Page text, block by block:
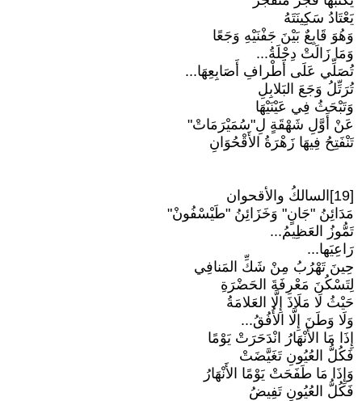
يَعْتَادُ سَكِينَتَهُ
وَهُوَ قَابِعٌ بَيْنَ جَفْنَيْهِ وَجَعًا
وَمَا زَالَتْ دِجْلَةُ...
تُصَلِّي عَلَى أَطْرافِ أَصَابِعِهَا...
تُرَتِّلُ وَجَعَ البَلابِلِ
وَتَبْحَثُ فِي عَيْنَيْهَا
عَنْ أَوَّلِ شَهْقَةٍ لِ"سُمَيْرَمَاتْ"
تَنْفَتِحُ فِيهَا زَهْرَةُ الأَقْحُوَانِ
[19]السالكُ والأقحوان
مَدَائِنُ "جَانٍ" وَخَزَائِنُ "طَيْسْفُونْ"
تَمُّوزُ العَظِيمُ...
رَاعِيَها...
حِينَ تَهْرُبُ مِنْ شَكِّ المَنافِي
لِتَسْكُنَ مَعْرِفَةَ الحَضْرَةِ
حَيْثُ لَا مَلَاذَ إِلَّا العَلامَةُ
وَلَا وَطَنَ إِلَّا الأُفُقُ...
إِذَا مَا الأَنْهَارُ انْدَحَرَتْ يَوْمًا
فَكُلُّ العُيُونِ تَغَيَّضَتْ
وَإِذَا مَا طَفَحَتْ يَوْمًا الأَنْهَارُ
فَكُلُّ العُيُونِ تَفِيضُ